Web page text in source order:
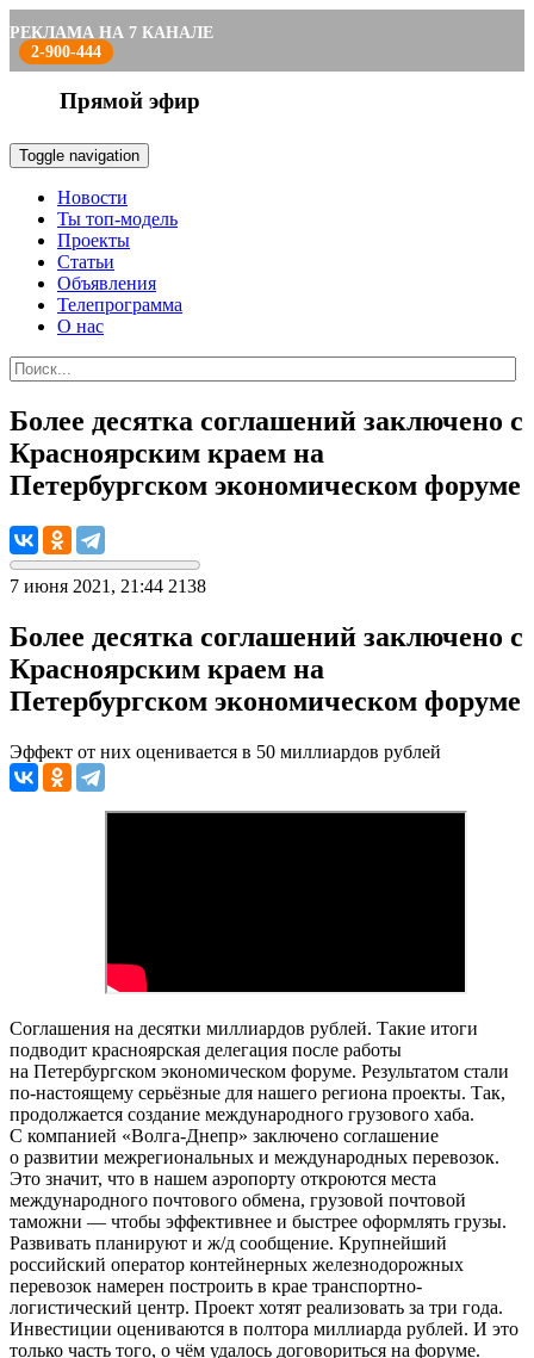
РЕКЛАМА НА 7 КАНАЛЕ
2-900-444
Прямой эфир
Toggle navigation
Новости
Ты топ-модель
Проекты
Статьи
Объявления
Телепрограмма
О нас
Более десятка соглашений заключено с
Красноярским краем на
Петербургском экономическом форуме
7 июня 2021, 21:44 2138
Более десятка соглашений заключено с
Красноярским краем на
Петербургском экономическом форуме
Эффект от них оценивается в 50 миллиардов рублей
Соглашения на десятки миллиардов рублей. Такие итоги
подводит красноярская делегация после работы
на Петербургском экономическом форуме. Результатом стали
по-настоящему серьёзные для нашего региона проекты. Так,
продолжается создание международного грузового хаба.
С компанией «Волга-Днепр» заключено соглашение
о развитии межрегиональных и международных перевозок.
Это значит, что в нашем аэропорту откроются места
международного почтового обмена, грузовой почтовой
таможни — чтобы эффективнее и быстрее оформлять грузы.
Развивать планируют и ж/д сообщение. Крупнейший
российский оператор контейнерных железнодорожных
перевозок намерен построить в крае транспортно-
логистический центр. Проект хотят реализовать за три года.
Инвестиции оцениваются в полтора миллиарда рублей. И это
только часть того, о чём удалось договориться на форуме.